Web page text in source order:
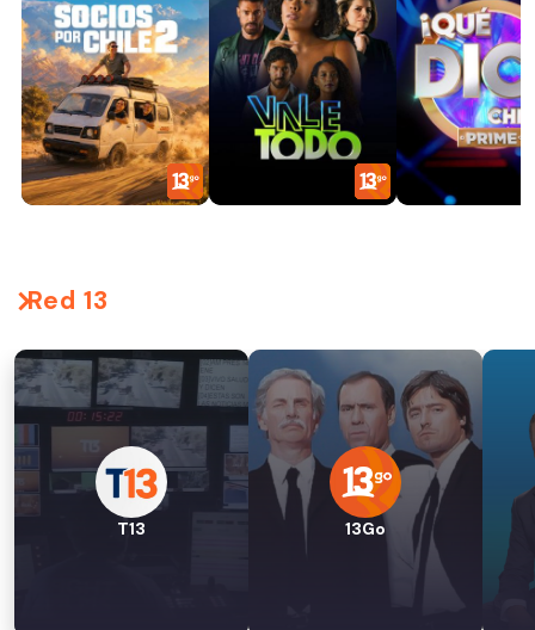
Red 13
T13 13Go